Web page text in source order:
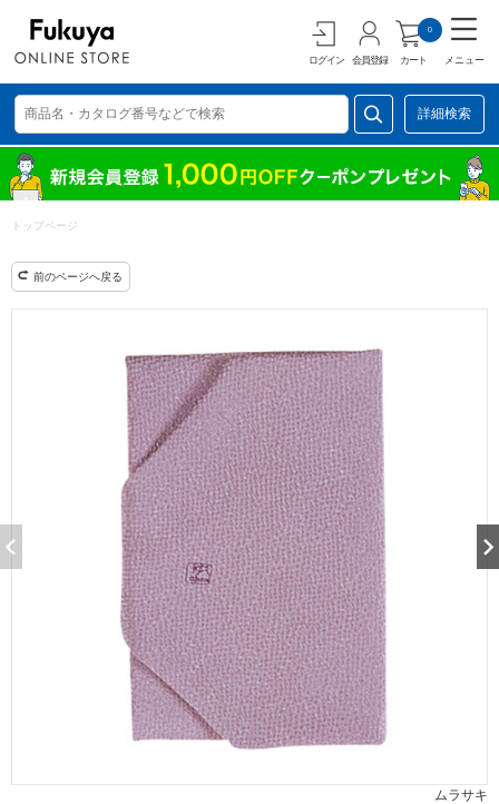
ログイン 会員登録 カート
0
メニュー
詳細検索
トップページ
前のページへ戻る
ムラサキ